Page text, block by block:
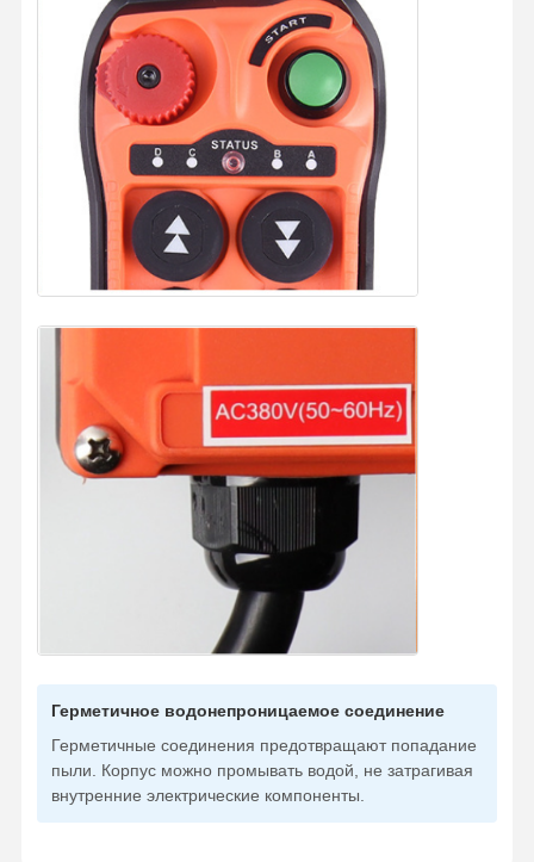
Герметичное водонепроницаемое соединение
Герметичные соединения предотвращают попадание
пыли. Корпус можно промывать водой, не затрагивая
внутренние электрические компоненты.